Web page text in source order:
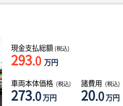
現金支払総額 (税込)
293.0 万円
車両本体価格 (税込)
273.0万円
諸費用 (税込)
20.0万円